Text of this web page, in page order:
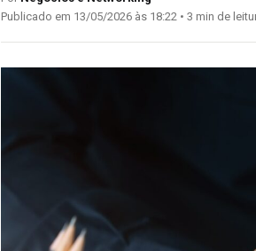
Publicado em 13/05/2026 às 18:22 • 3 min de